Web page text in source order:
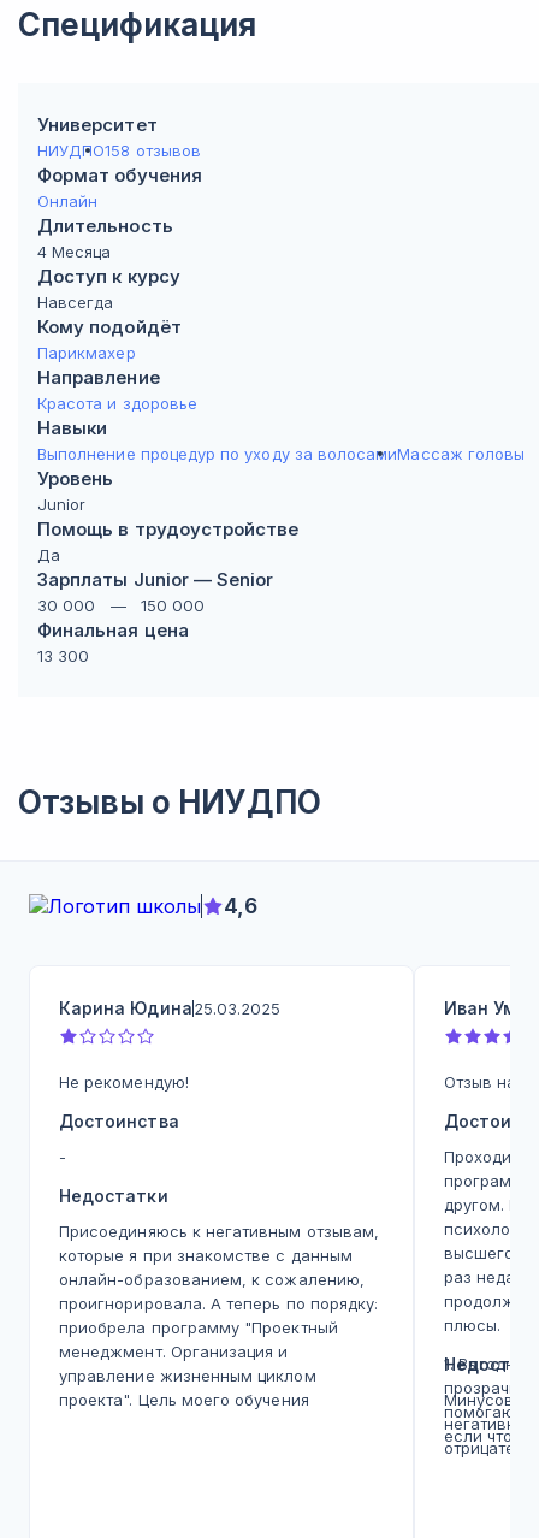
Спецификация
Университет
НИУДПО158 отзывов
Формат обучения
Онлайн
Длительность
4 Месяца
Доступ к курсу
Навсегда
Кому подойдёт
Парикмахер
Направление
Красота и здоровье
Навыки
Выполнение процедур по уходу за волосамиМассаж головы
Уровень
Junior
Помощь в трудоустройстве
Да
Зарплаты Junior — Senior
30 000 — 150 000
Финальная цена
13 300
Отзывы о НИУДПО
4,6
Карина Юдина25.03.2025
Не рекомендую!
Достоинства
-
Недостатки
Присоединяюсь к негативным отзывам,
которые я при знакомстве с данным
онлайн-образованием, к сожалению,
проигнорировала. А теперь по порядку:
приобрела программу "Проектный
менеджмент. Организация и
управление жизненным циклом
проекта". Цель моего обучения
Иван
Отзыв на
Проходил
другом.
высшего
раз
продолжаю
плюсы.
1.
помогают
если что
Минусов